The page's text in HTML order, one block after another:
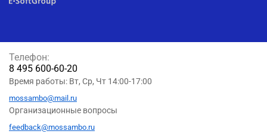
Телефон:
8 495 600-60-20
Время работы: Вт, Ср, Чт 14:00-17:00
mossambo@mail.ru
Организационные вопросы
feedback@mossambo.ru